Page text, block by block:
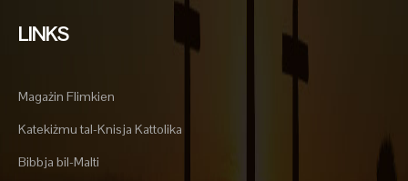
LINKS
Magażin Flimkien
Katekiżmu tal-Knisja Kattolika
Bibbja bil-Malti